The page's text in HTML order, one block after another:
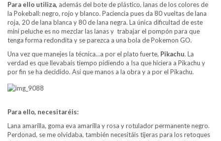
Para ello utiliza, además del bote de plástico, lanas de los colores de
la Pokeball: negro, rojo y blanco. Paciencia pues da 80 vueltas de lana
roja, 20 de lana blanca y 80 de lana negra. La única dificultad de este
mini peluche es no mezclar las lanas y trabajar el pompón para que
tenga forma redondita y se parezca a una bola de Pokemon GO.
Una vez que manejes la técnica…a por el plato fuerte, Pikachu. La
verdad es que llevabais tiempo pidiendo a Isa que hiciera a Pikachu y
por fin se ha decidido. Así que manos a la obra y a por el Pikachu.
Para ello, necesitaréis:
Lana amarilla, goma eva amarilla y rosa y rotulador permanente negro.
Perdonad, se me olvidaba, también necesitáis tijeras para los retoques